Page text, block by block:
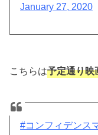
January 27, 2020
こちらは予定通り映
#コンフィデンス